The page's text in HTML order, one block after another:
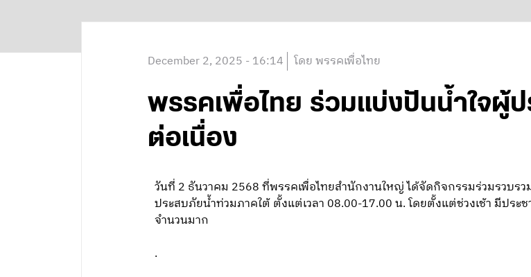
December 2, 2025 - 16:14 โดย พรรคเพื่อไทย
พรรคเพื่อไทย ร่วมแบ่งปันน้ำใจผู้
ต่อเนื่อง
วันที่ 2 ธันวาคม 2568 ที่พรรคเพื่อไทยสำนักงานใหญ่ ได้จัดกิจกรรมร่วมรวบร
ประสบภัยน้ำท่วมภาคใต้ ตั้งแต่เวลา 08.00-17.00 น. โดยตั้งแต่ช่วงเช้า มีประ
จำนวนมาก
.